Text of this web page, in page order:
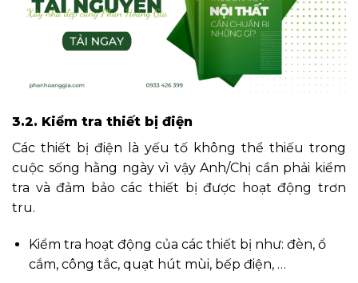
3.2. Kiểm tra thiết bị điện
Các thiết bị điện là yếu tố không thể thiếu trong
cuộc sống hằng ngày vì vậy Anh/Chị cần phải kiểm
tra và đảm bảo các thiết bị được hoạt động trơn
tru.
Kiểm tra hoạt động của các thiết bị như: đèn, ổ
cắm, công tắc, quạt hút mùi, bếp điện, …